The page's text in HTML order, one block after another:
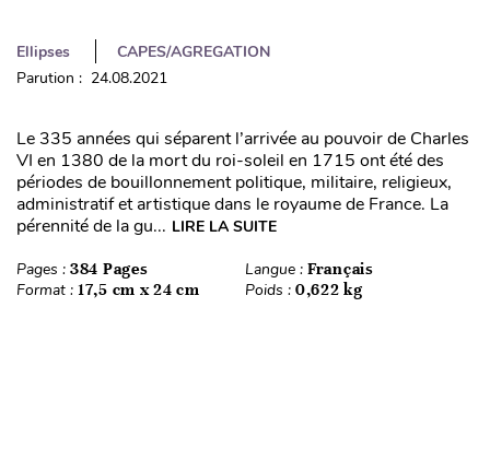
Ellipses
CAPES/AGREGATION
Parution : 24.08.2021
Le 335 années qui séparent l’arrivée au pouvoir de Charles
VI en 1380 de la mort du roi-soleil en 1715 ont été des
périodes de bouillonnement politique, militaire, religieux,
administratif et artistique dans le royaume de France. La
pérennité de la gu... LIRE LA SUITE
Pages : 384 Pages Langue : Français
Format : 17,5 cm x 24 cm Poids : 0,622 kg